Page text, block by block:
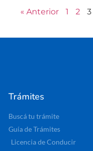
« Anterior 1 2 3
Trámites
Buscá tu trámite
Guía de Trámites
Licencia de Conducir